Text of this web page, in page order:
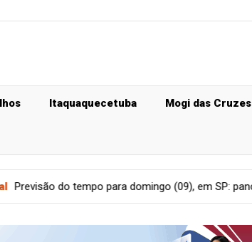
Itaquaquecetuba Mogi das Cruzes
para domingo (09), em SP: pancadas de chuva